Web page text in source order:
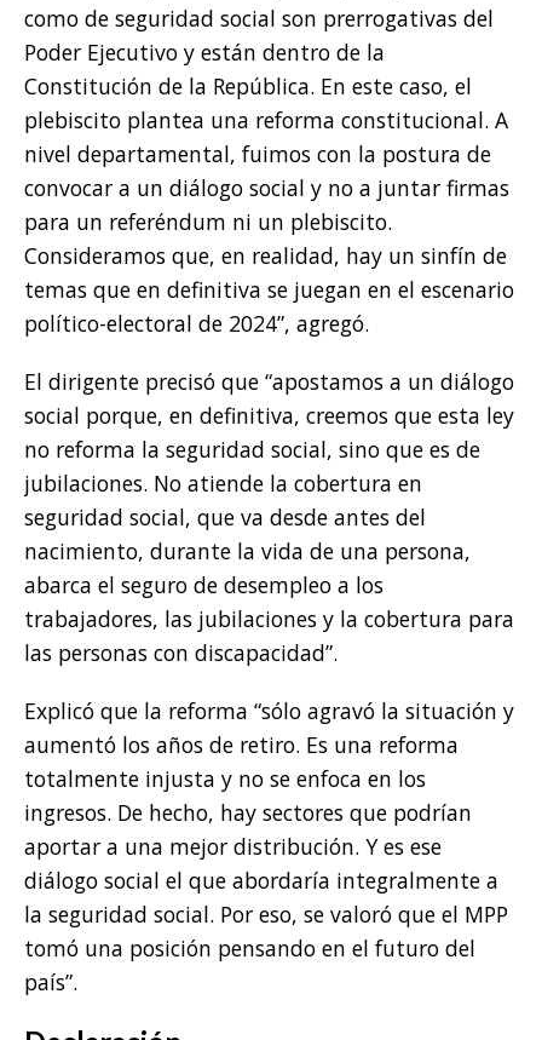
como de seguridad social son prerrogativas del
Poder Ejecutivo y están dentro de la
Constitución de la República. En este caso, el
plebiscito plantea una reforma constitucional. A
nivel departamental, fuimos con la postura de
convocar a un diálogo social y no a juntar firmas
para un referéndum ni un plebiscito.
Consideramos que, en realidad, hay un sinfín de
temas que en definitiva se juegan en el escenario
político-electoral de 2024”, agregó.
El dirigente precisó que “apostamos a un diálogo
social porque, en definitiva, creemos que esta ley
no reforma la seguridad social, sino que es de
jubilaciones. No atiende la cobertura en
seguridad social, que va desde antes del
nacimiento, durante la vida de una persona,
abarca el seguro de desempleo a los
trabajadores, las jubilaciones y la cobertura para
las personas con discapacidad”.
Explicó que la reforma “sólo agravó la situación y
aumentó los años de retiro. Es una reforma
totalmente injusta y no se enfoca en los
ingresos. De hecho, hay sectores que podrían
aportar a una mejor distribución. Y es ese
diálogo social el que abordaría integralmente a
la seguridad social. Por eso, se valoró que el MPP
tomó una posición pensando en el futuro del
país”.